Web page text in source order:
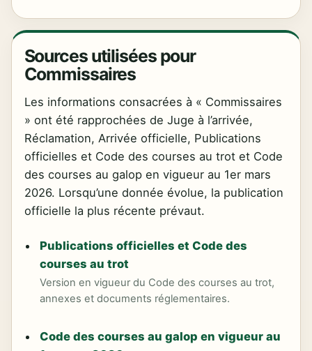
Sources utilisées pour
Commissaires
Les informations consacrées à « Commissaires
» ont été rapprochées de Juge à l’arrivée,
Réclamation, Arrivée officielle, Publications
officielles et Code des courses au trot et Code
des courses au galop en vigueur au 1er mars
2026. Lorsqu’une donnée évolue, la publication
officielle la plus récente prévaut.
Publications officielles et Code des
courses au trot
Version en vigueur du Code des courses au trot,
annexes et documents réglementaires.
Code des courses au galop en vigueur au